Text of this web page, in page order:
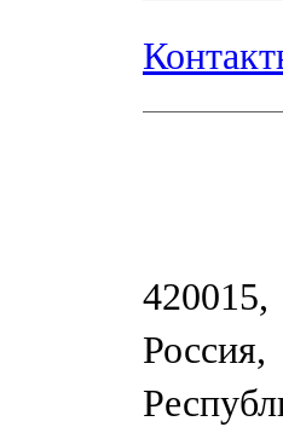
420015,
Россия,